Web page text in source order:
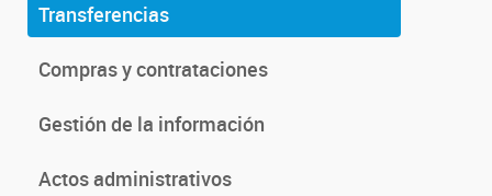
Transferencias
Compras y contrataciones
Gestión de la información
Actos administrativos